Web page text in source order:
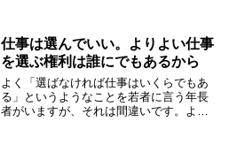
り勉強や仕事は人間性を向...
仕事は選んでいい。よりよい仕事
を選ぶ権利は誰にでもあるから
よく「選ばなければ仕事はいくらでもあ
る」というようなことを若者に言う年長
者がいますが、それは間違いです。より